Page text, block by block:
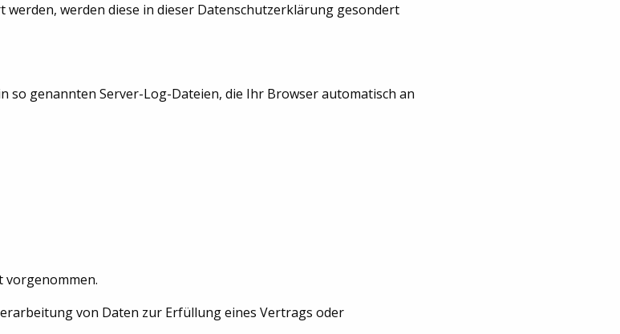
werden, werden diese in dieser Datenschutzerklärung gesondert
genannten Server-Log-Dateien, die Ihr Browser automatisch an
vorgenommen.
von Daten zur Erfüllung eines Vertrags oder